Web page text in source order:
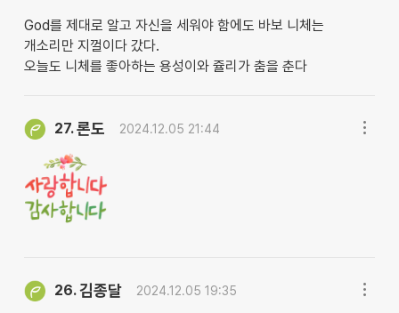
God를 제대로 알고 자신을 세워야 함에도 바보 니체는
개소리만 지껄이다 갔다.
오늘도 니체를 좋아하는 용성이와 쥴리가 춤을 춘다
27.론도 2024.12.05 21:44
26.김종달 2024.12.05 19:35